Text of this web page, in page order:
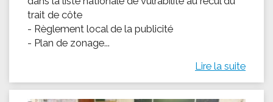
trait de côte
- Règlement local de la publicité
- Plan de zonage...
Lire la suite